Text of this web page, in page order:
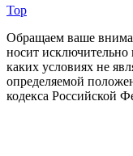
Top
Обращаем ваше
носит
каких условиях не
определяемой
кодекса Российской